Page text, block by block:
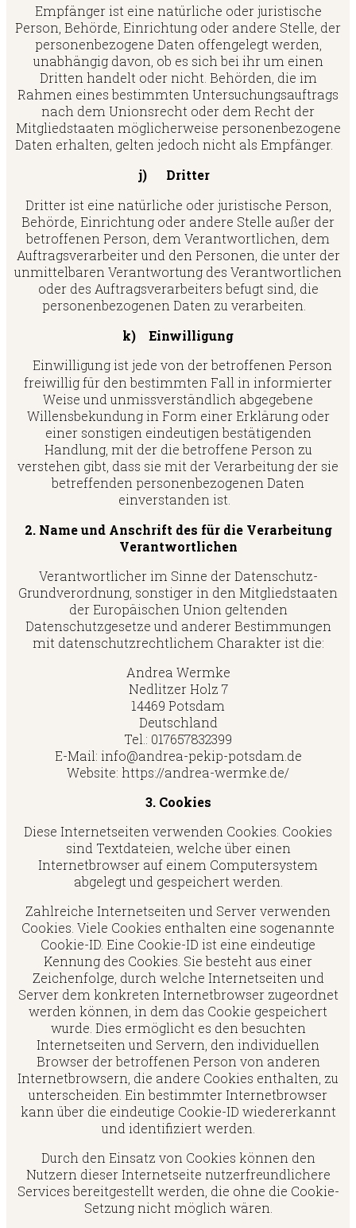
Empfänger ist eine natürliche oder juristische
Person, Behörde, Einrichtung oder andere Stelle, der
personenbezogene Daten offengelegt werden,
unabhängig davon, ob es sich bei ihr um einen
Dritten handelt oder nicht. Behörden, die im
Rahmen eines bestimmten Untersuchungsauftrags
nach dem Unionsrecht oder dem Recht der
Mitgliedstaaten möglicherweise personenbezogene
Daten erhalten, gelten jedoch nicht als Empfänger.
j) Dritter
Dritter ist eine natürliche oder juristische Person,
Behörde, Einrichtung oder andere Stelle außer der
betroffenen Person, dem Verantwortlichen, dem
Auftragsverarbeiter und den Personen, die unter der
unmittelbaren Verantwortung des Verantwortlichen
oder des Auftragsverarbeiters befugt sind, die
personenbezogenen Daten zu verarbeiten.
k) Einwilligung
Einwilligung ist jede von der betroffenen Person
freiwillig für den bestimmten Fall in informierter
Weise und unmissverständlich abgegebene
Willensbekundung in Form einer Erklärung oder
einer sonstigen eindeutigen bestätigenden
Handlung, mit der die betroffene Person zu
verstehen gibt, dass sie mit der Verarbeitung der sie
betreffenden personenbezogenen Daten
einverstanden ist.
2. Name und Anschrift des für die Verarbeitung
Verantwortlichen
Verantwortlicher im Sinne der Datenschutz-
Grundverordnung, sonstiger in den Mitgliedstaaten
der Europäischen Union geltenden
Datenschutzgesetze und anderer Bestimmungen
mit datenschutzrechtlichem Charakter ist die:
Andrea Wermke
Nedlitzer Holz 7
14469 Potsdam
Deutschland
Tel.: 017657832399
E-Mail: info@andrea-pekip-potsdam.de
Website: https://andrea-wermke.de/
3. Cookies
Diese Internetseiten verwenden Cookies. Cookies
sind Textdateien, welche über einen
Internetbrowser auf einem Computersystem
abgelegt und gespeichert werden.
Zahlreiche Internetseiten und Server verwenden
Cookies. Viele Cookies enthalten eine sogenannte
Cookie-ID. Eine Cookie-ID ist eine eindeutige
Kennung des Cookies. Sie besteht aus einer
Zeichenfolge, durch welche Internetseiten und
Server dem konkreten Internetbrowser zugeordnet
werden können, in dem das Cookie gespeichert
wurde. Dies ermöglicht es den besuchten
Internetseiten und Servern, den individuellen
Browser der betroffenen Person von anderen
Internetbrowsern, die andere Cookies enthalten, zu
unterscheiden. Ein bestimmter Internetbrowser
kann über die eindeutige Cookie-ID wiedererkannt
und identifiziert werden.
Durch den Einsatz von Cookies können den
Nutzern dieser Internetseite nutzerfreundlichere
Services bereitgestellt werden, die ohne die Cookie-
Setzung nicht möglich wären.